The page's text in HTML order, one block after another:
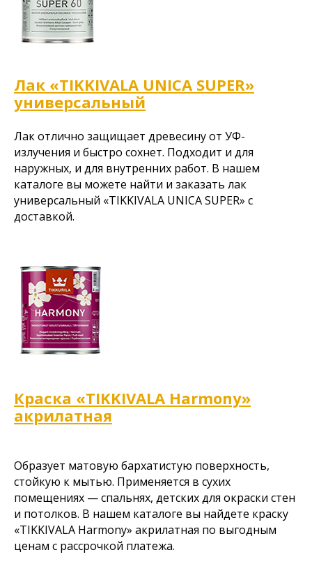
Лак «TIKKIVALA UNICA SUPER»
универсальный
Лак отлично защищает древесину от УФ-
излучения и быстро сохнет. Подходит и для
наружных, и для внутренних работ. В нашем
каталоге вы можете найти и заказать лак
универсальный «TIKKIVALA UNICA SUPER» с
доставкой.
Краска «TIKKIVALA Harmony»
акрилатная
Образует матовую бархатистую поверхность,
стойкую к мытью. Применяется в сухих
помещениях — спальнях, детских для окраски стен
и потолков. В нашем каталоге вы найдете краску
«TIKKIVALA Harmony» акрилатная по выгодным
ценам с рассрочкой платежа.